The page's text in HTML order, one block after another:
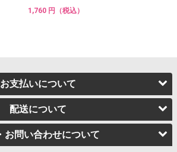
1,760 円（税込）
お支払いについて
配送について
お問い合わせについて